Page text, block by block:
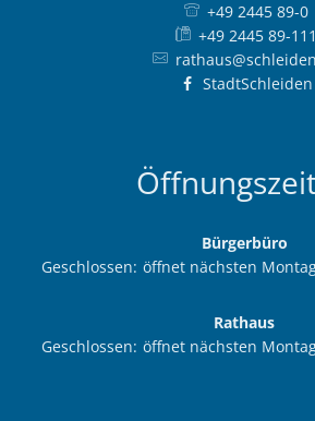
+49 2445 89-0
+49 2445 89-111
StadtSchleiden
Bürgerbüro
Klicken, um weitere Öffnungs- oder
Geschlossen: öffnet nächsten
Rathaus
Klicken, um weitere Öffnungs- oder
Geschlossen: öffnet nächsten